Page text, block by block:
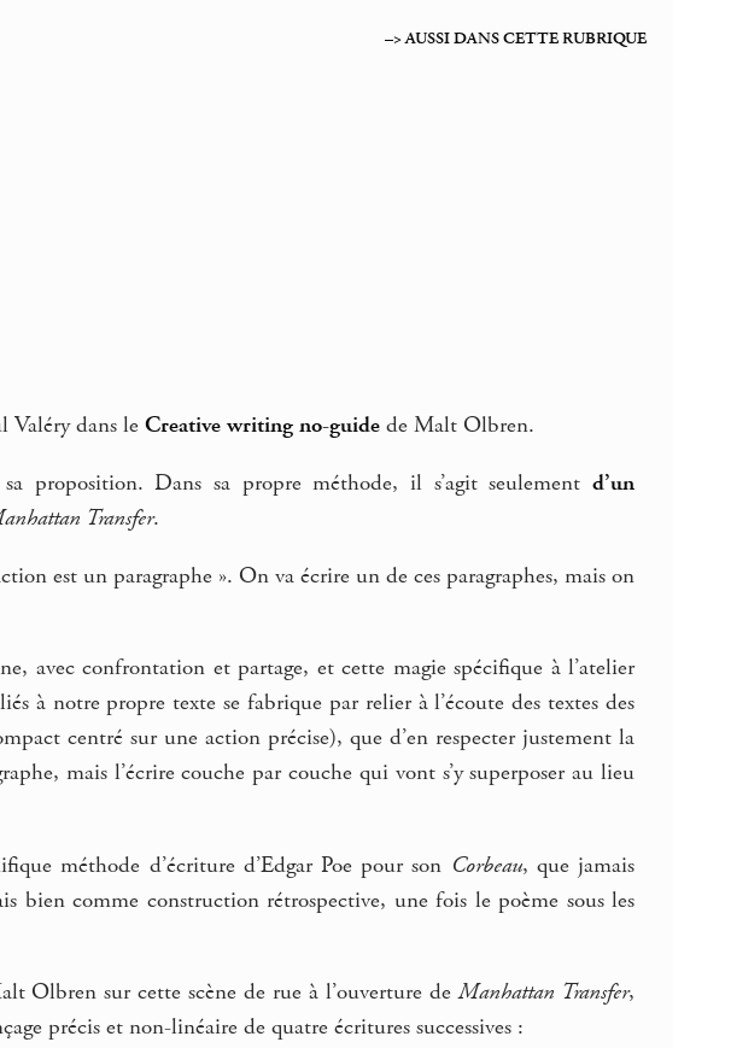
–> AUSSI DANS CETTE RUBRIQUE
Valéry dans le Creative writing no-guide de Malt Olbren.
proposition. Dans sa propre méthode, il s’agit seulementd’un
Transfer.
est un paragraphe ». On va écrire un de ces paragraphes, mais on
avec confrontation et partage, et cette magie spécifique à l’atelier
à notre propre texte se fabrique par relier à l’écoute des textes des
centré sur une action précise), que d’en respecter justement la
mais l’écrire couche par couche qui vont s’y superposer au lieu
méthode d’écriture d’Edgar Poe pour son Corbeau, que jamais
bien comme construction rétrospective, une fois le poème sous les
Olbren sur cette scène de rue à l’ouverture deManhattan Transfer,
précis et non-linéaire de quatre écritures successives :